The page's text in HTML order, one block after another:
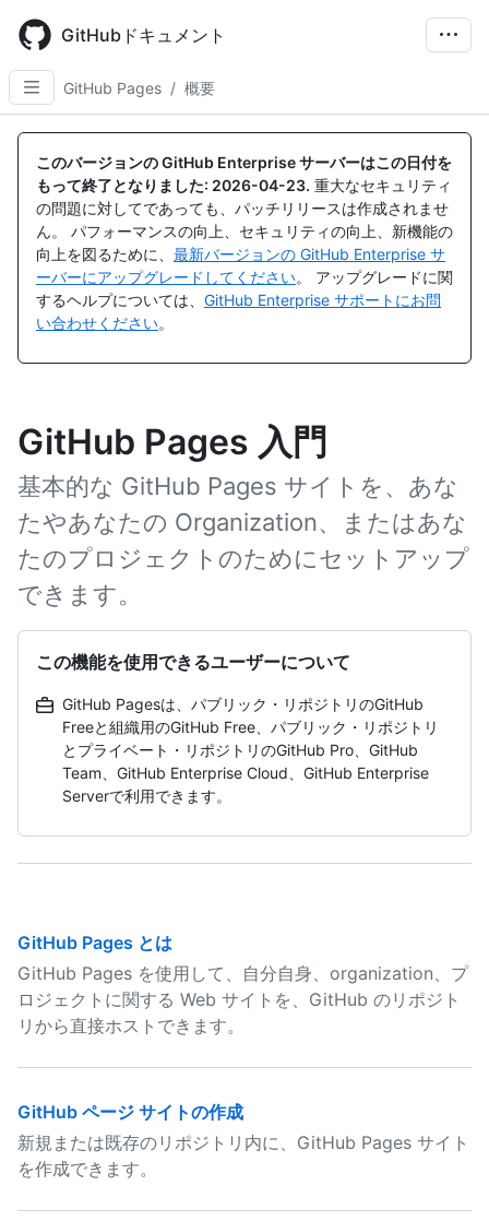
main
content
GitHubドキュメント
GitHub Pages / 概要
このバージョンの GitHub Enterprise サーバーはこの日付を
もって終了となりました: 2026-04-23. 重大なセキュリティ
の問題に対してであっても、パッチリリースは作成されませ
ん。 パフォーマンスの向上、セキュリティの向上、新機能の
向上を図るために、 最新バージョンの GitHub Enterprise サ
ーバーにアップグレードしてください。 アップグレードに関
するヘルプについては、 GitHub Enterprise サポートにお問
い合わせください。
GitHub Pages 入門
基本的な GitHub Pages サイトを、あな
たやあなたの Organization、またはあな
たのプロジェクトのためにセットアップ
できます。
この機能を使用できるユーザーについて
GitHub Pagesは、パブリック・リポジトリのGitHub
Freeと組織用のGitHub Free、パブリック・リポジトリ
とプライベート・リポジトリのGitHub Pro、GitHub
Team、GitHub Enterprise Cloud、GitHub Enterprise
Serverで利用できます。
GitHub Pages とは
GitHub Pages を使用して、自分自身、organization、プ
ロジェクトに関する Web サイトを、GitHub のリポジト
リから直接ホストできます。
GitHub ページ サイトの作成
新規または既存のリポジトリ内に、GitHub Pages サイト
を作成できます。